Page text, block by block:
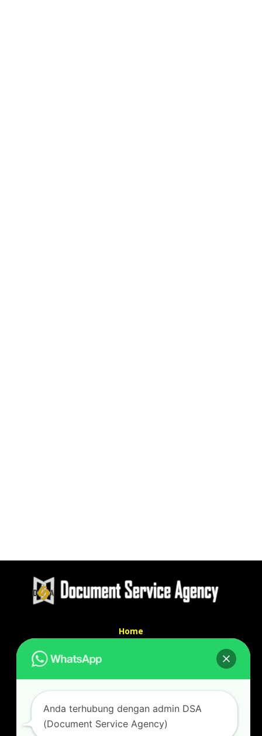
Home
Kontak kami
Alamat kantor :
Jl Swadaya Pam No 6 Rt 006 Rw 007 Jatinegara,
Anda terhubung dengan admin DSA
(Document Service Agency)